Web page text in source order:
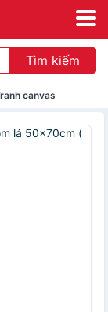
Tìm kiếm
canvas